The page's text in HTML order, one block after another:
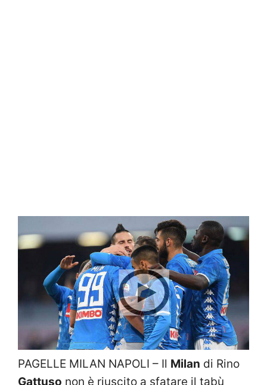
PAGELLE MILAN NAPOLI – Il Milan di Rino
Gattuso non è riuscito a sfatare il tabù